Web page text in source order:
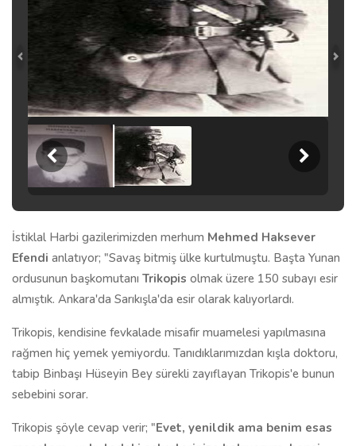
İstiklal Harbi gazilerimizden merhum Mehmed Haksever
Efendi anlatıyor; "Savaş bitmiş ülke kurtulmuştu. Başta Yunan
ordusunun başkomutanı Trikopis olmak üzere 150 subayı esir
almıştık. Ankara'da Sarıkışla'da esir olarak kalıyorlardı.
Trikopis, kendisine fevkalade misafir muamelesi yapılmasına
rağmen hiç yemek yemiyordu. Tanıdıklarımızdan kışla doktoru,
tabip Binbaşı Hüseyin Bey sürekli zayıflayan Trikopis'e bunun
sebebini sorar.
Trikopis şöyle cevap verir; "Evet, yenildik ama benim esas